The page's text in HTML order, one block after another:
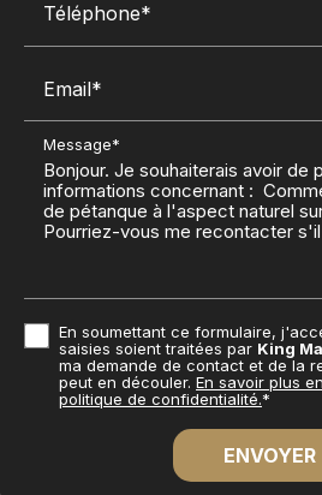
Téléphone*
Email*
Message*
En soumettant ce formulaire,
saisies soient traitées par King
ma demande de contact et de la
peut en découler. En savoir plus
politique de confidentialité.*